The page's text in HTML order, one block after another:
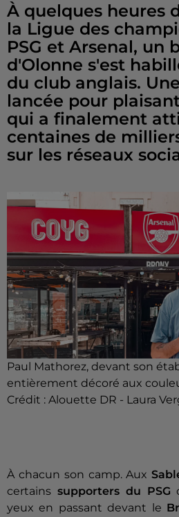
À quelques heures
la Ligue des
PSG et Arsenal, un
d'Olonne s'est
du club anglais.
lancée pour
qui a finalement
centaines de
sur les réseaux
Paul Mathorez, devant son
entièrement décoré aux
Crédit : Alouette DR - Laura
À chacun son camp. Aux
certains supporters du PSG
yeux en passant devant le